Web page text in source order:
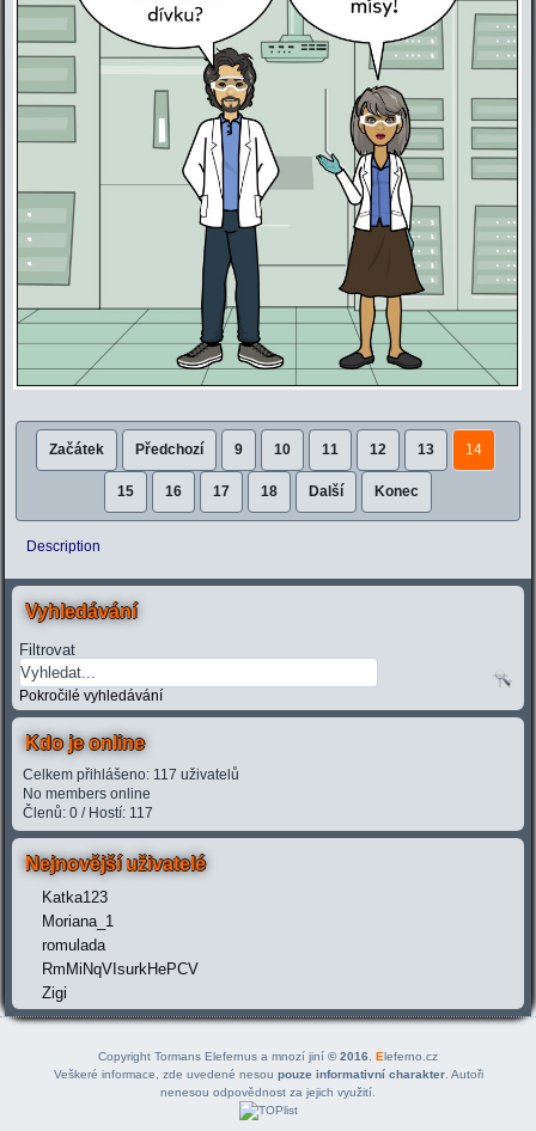
Začátek Předchozí 9 10 11 12 13 14
15 16 17 18 Další Konec
Description
Vyhledávání
Filtrovat
Pokročilé vyhledávání
Kdo je online
Celkem přihlášeno: 117 uživatelů
No members online
Členů: 0 / Hostí: 117
Nejnovější uživatelé
Katka123
Moriana_1
romulada
RmMiNqVIsurkHePCV
Zigi
Copyright Tormans Elefernus a mnozí jiní © 2016. Eleferno.cz
Veškeré informace, zde uvedené nesou pouze informativní charakter. Autoři
nenesou odpovědnost za jejich využití.